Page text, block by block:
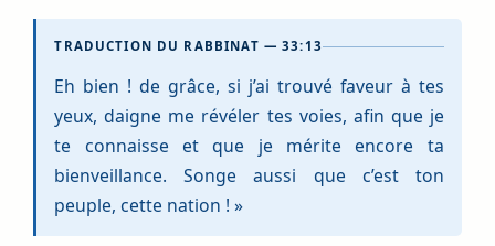
TRADUCTION DU RABBINAT — 33:13
Eh bien ! de grâce, si j’ai trouvé faveur à tes
yeux, daigne me révéler tes voies, afin que je
te connaisse et que je mérite encore ta
bienveillance. Songe aussi que c’est ton
peuple, cette nation ! »